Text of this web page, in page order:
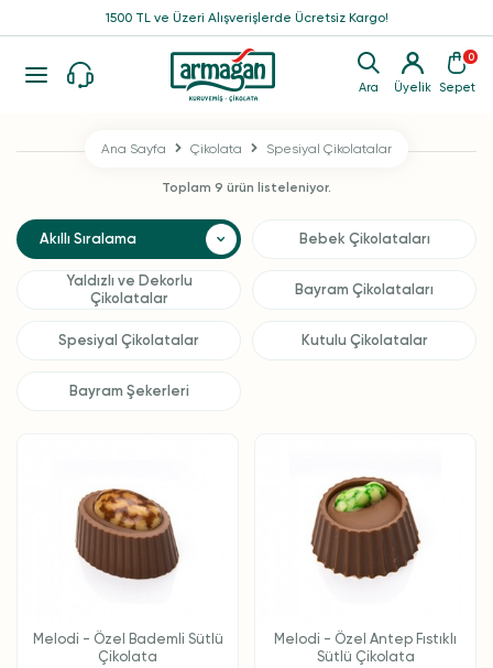
Ara Üyelik
0
Sepet
1500 TL ve Üzeri Alışverişlerde Ücretsiz Kargo!
Ana Sayfa Çikolata Spesiyal Çikolatalar
Toplam 9 ürün listeleniyor.
Bebek Çikolataları
Yaldızlı ve Dekorlu
Çikolatalar
Bayram Çikolataları
Spesiyal Çikolatalar Kutulu Çikolatalar
Bayram Şekerleri
Melodi - Özel Bademli Sütlü
Çikolata
Melodi - Özel Antep Fıstıklı
Sütlü Çikolata